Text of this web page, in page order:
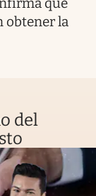
obtener la
del